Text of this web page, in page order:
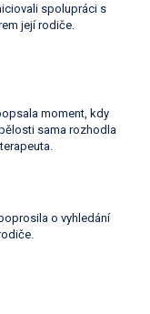
spolupráci s
její rodiče.
moment, kdy
sama rozhodla
o vyhledání